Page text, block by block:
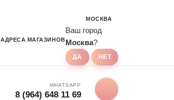
АДРЕСА МАГАЗИНОВ
МОСКВА
Ваш город
Москва?
WHATSAPP
8 (964) 648 11 69